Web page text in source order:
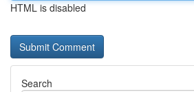
HTML is disabled
Search